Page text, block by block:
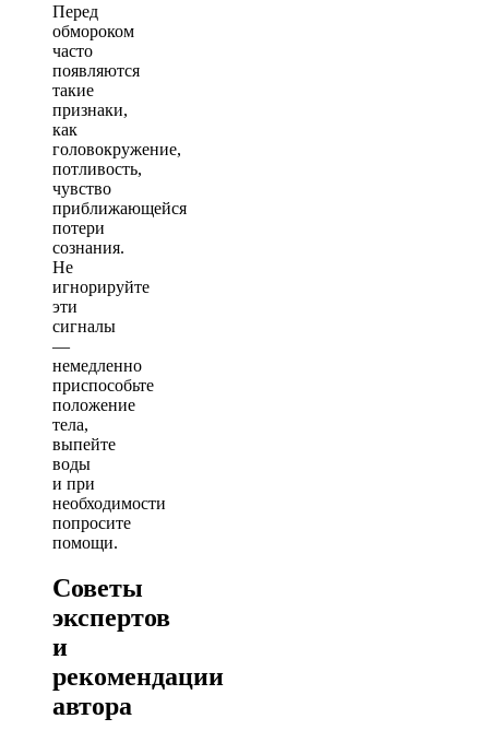
Перед
обмороком
часто
появляются
такие
признаки,
как
головокружение,
потливость,
чувство
приближающейся
потери
сознания.
Не
игнорируйте
эти
сигналы
—
немедленно
приспособьте
положение
тела,
выпейте
воды
и при
необходимости
попросите
помощи.
Советы
экспертов
и
рекомендации
автора